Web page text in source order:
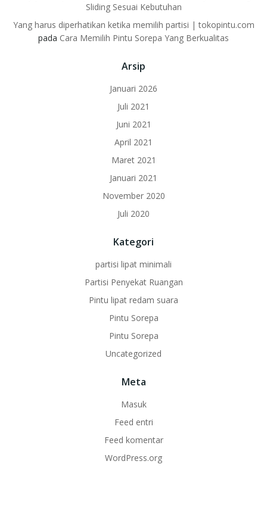
Sliding Sesuai Kebutuhan
Yang harus diperhatikan ketika memilih partisi | tokopintu.com
pada Cara Memilih Pintu Sorepa Yang Berkualitas
Arsip
Januari 2026
Juli 2021
Juni 2021
April 2021
Maret 2021
Januari 2021
November 2020
Juli 2020
Kategori
partisi lipat minimali
Partisi Penyekat Ruangan
Pintu lipat redam suara
Pintu Sorepa
Pintu Sorepa
Uncategorized
Meta
Masuk
Feed entri
Feed komentar
WordPress.org